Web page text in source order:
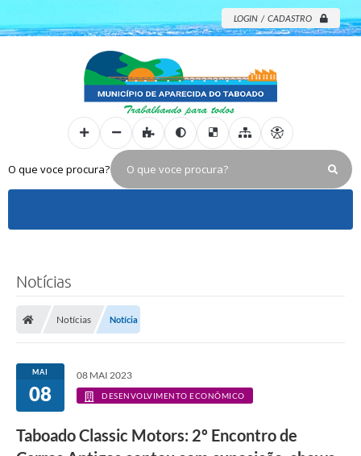
LOGIN / CADASTRO
O que voce procura?
Notícias
Notícias Notícia
MAI
08
08 MAI 2023
DESENVOLVIMENTO ECONÔMICO
Taboado Classic Motors: 2º Encontro de